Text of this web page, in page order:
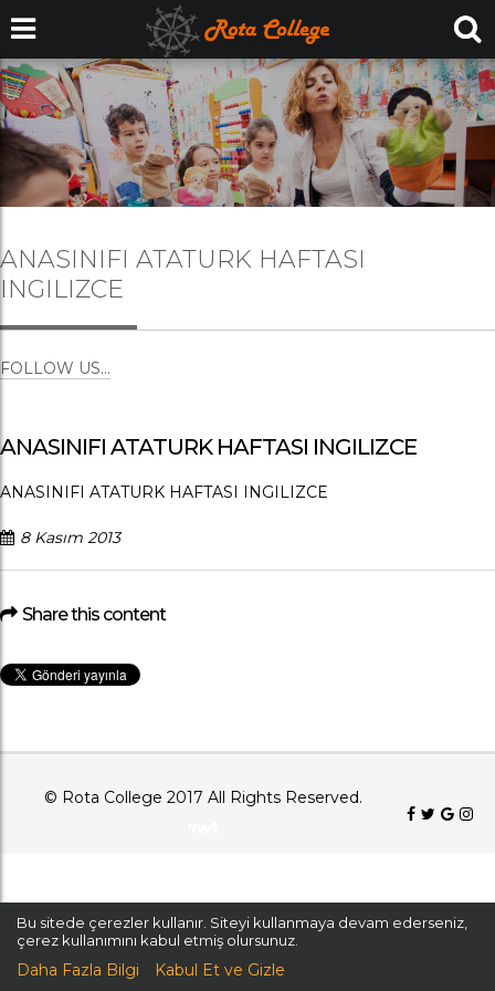
ANASINIFI ATATURK HAFTASI
INGILIZCE
FOLLOW US...
ANASINIFI ATATURK HAFTASI INGILIZCE
ANASINIFI ATATURK HAFTASI INGILIZCE
8 Kasım 2013
Share this content
© Rota College 2017 All Rights Reserved.
Bu sitede çerezler kullanır. Siteyi kullanmaya devam ederseniz,
çerez kullanımını kabul etmiş olursunuz.
Daha Fazla Bilgi Kabul Et ve Gizle